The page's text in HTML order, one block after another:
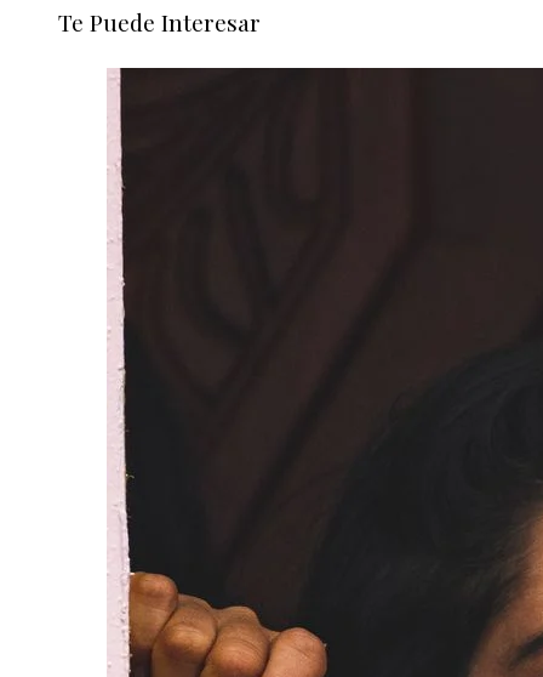
Te Puede Interesar